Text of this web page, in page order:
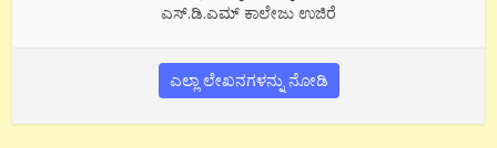
ಎಸ್.ಡಿ.ಎಮ್ ಕಾಲೇಜು ಉಜಿರೆ
ಎಲ್ಲಾ ಲೇಖನಗಳನ್ನು ನೋಡಿ